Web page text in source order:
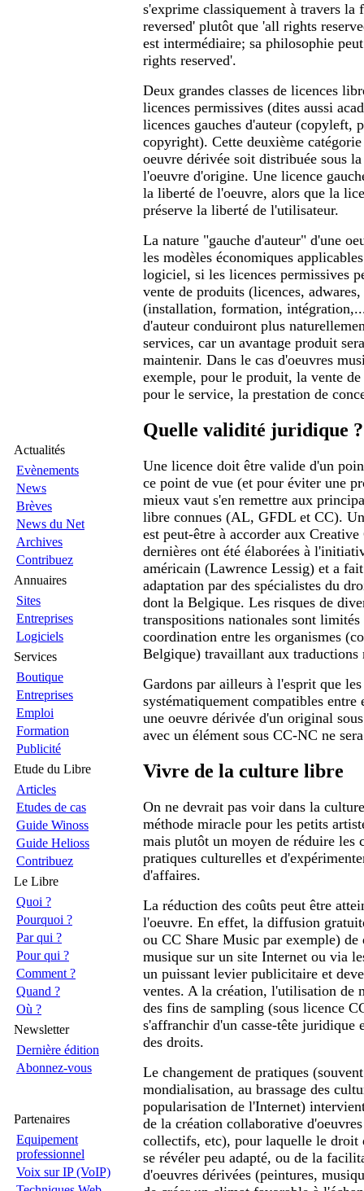
Actualités
Evènements
News
Brèves
News du Net
Archives
Contribuez
Annuaires
Sites
Entreprises
Logiciels
Services
Boutique
Entreprises
Emploi
Formation
Publicité
Etude du Libre
Articles
Etudes de cas
Guide Winoss
Guide Helioss
Contribuez
Le Libre
Quoi ?
Pourquoi ?
Par qui ?
Pour qui ?
Comment ?
Quand ?
Où ?
Newsletter
Dernière édition
Abonnez-vous
Partenaires
Equipement
professionnel
Voix sur IP (VoIP)
s'exprime classiquement à travers
reversed' plutôt que 'all rights
est intermédiaire; sa philosophie
rights reserved'.
Deux grandes classes de licences
licences permissives (dites aussi
licences gauches d'auteur (copyleft,
copyright). Cette deuxième
oeuvre dérivée soit distribuée sous
l'oeuvre d'origine. Une licence
la liberté de l'oeuvre, alors que la
préserve la liberté de l'utilisateur.
La nature "gauche d'auteur" d'une
les modèles économiques
logiciel, si les licences permissives
vente de produits (licences,
(installation, formation,
d'auteur conduiront plus
services, car un avantage produit
maintenir. Dans le cas d'oeuvres
exemple, pour le produit, la vente de
pour le service, la prestation de
Quelle validité juridique ?
Une licence doit être valide d'un
ce point de vue (et pour éviter une
mieux vaut s'en remettre aux
libre connues (AL, GFDL et CC).
est peut-être à accorder aux
dernières ont été élaborées à
américain (Lawrence Lessig) et a
adaptation par des spécialistes du
dont la Belgique. Les risques de
transpositions nationales sont limités
coordination entre les organismes
Belgique) travaillant aux traductions
Gardons par ailleurs à l'esprit que
systématiquement compatibles
une oeuvre dérivée d'un original
avec un élément sous CC-NC ne
Vivre de la culture libre
On ne devrait pas voir dans la
méthode miracle pour les petits
mais plutôt un moyen de réduire les
pratiques culturelles et
d'affaires.
La réduction des coûts peut être
l'oeuvre. En effet, la diffusion
ou CC Share Music par exemple) de
musique sur un site Internet ou via
un puissant levier publicitaire et
ventes. A la création, l'utilisation de
des fins de sampling (sous licence
s'affranchir d'un casse-tête juridique
des droits.
Le changement de pratiques
mondialisation, au brassage des
popularisation de l'Internet)
de la création collaborative
collectifs, etc), pour laquelle le droit
se révéler peu adapté, ou de la
d'oeuvres dérivées (peintures,